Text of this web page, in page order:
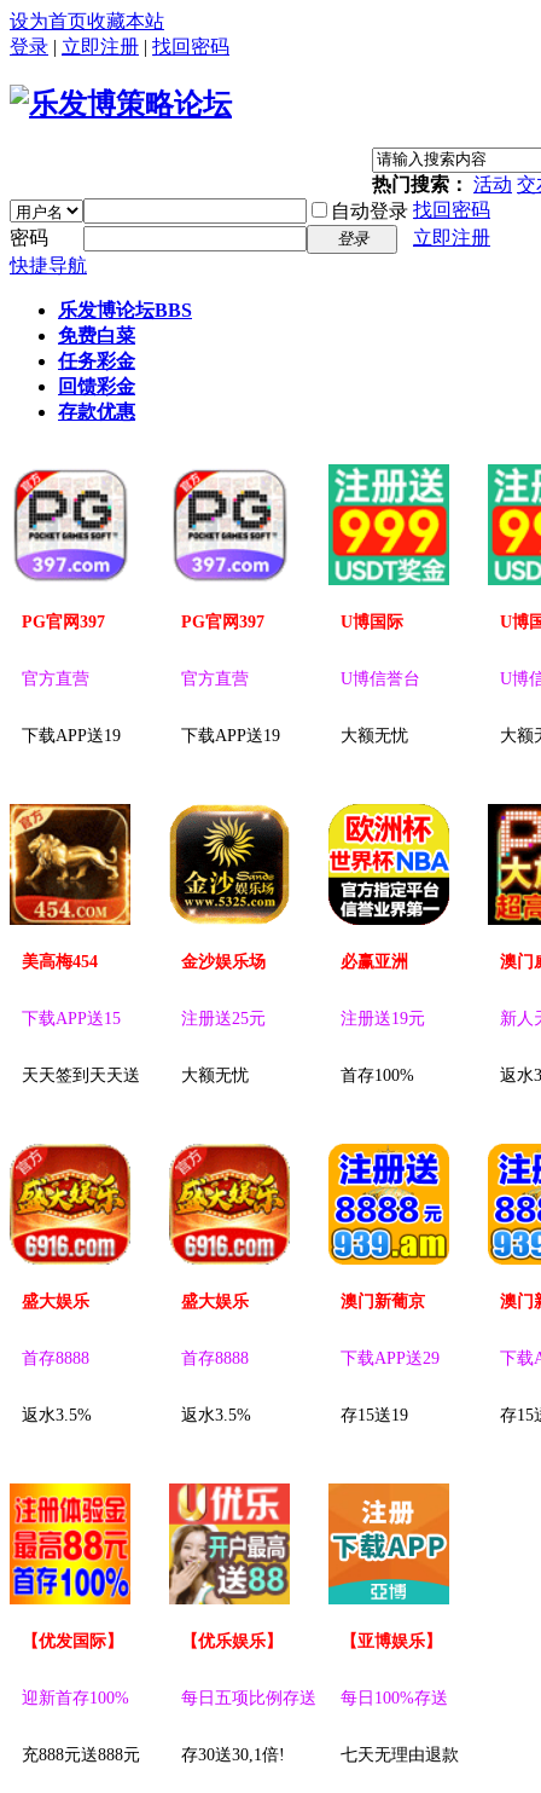
设为首页收藏本站
登录 | 立即注册 | 找回密码
热门搜索： 活动 交
自动登录 找回密码
密码
登录
立即注册
快捷导航
乐发博论坛BBS
免费白菜
任务彩金
回馈彩金
存款优惠
PG官网397
官方直营
下载APP送19
PG官网397
官方直营
下载APP送19
U博国际
U博信誉台
大额无忧
U博
U博
大额
美高梅454
下载APP送15
天天签到天天送
金沙娱乐场
注册送25元
大额无忧
必赢亚洲
注册送19元
首存100%
澳门
新人
返水
盛大娱乐
首存8888
返水3.5%
盛大娱乐
首存8888
返水3.5%
澳门新葡京
下载APP送29
存15送19
澳门
下载
存15
【优发国际】
迎新首存100%
充888元送888元
【优乐娱乐】
每日五项比例存送
存30送30,1倍!
【亚博娱乐】
每日100%存送
七天无理由退款